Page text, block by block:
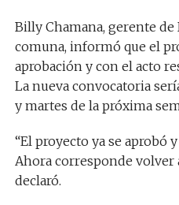
Billy Chamana, gerente
comuna, informó que el
aprobación y con el acto
La nueva convocatoria
y martes de la próxima
“El proyecto ya se aprobó
Ahora corresponde volver
declaró.